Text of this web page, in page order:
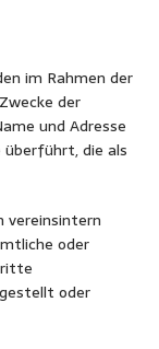
im Rahmen der
der
und Adresse
die als
vereinsintern
oder
oder